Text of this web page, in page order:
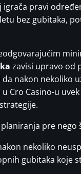
pravi
bez gubitaka,
zavisi upravo od
nakon nekoliko
Cro Casino-u
pre nego
nekoliko
gubitaka koje